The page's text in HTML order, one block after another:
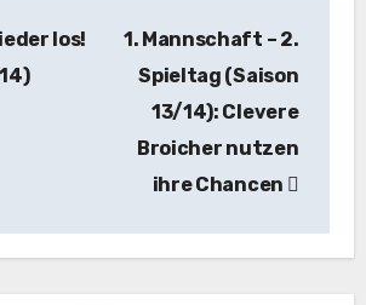
los!
1. Mannschaft – 2.
Spieltag (Saison
13/14): Clevere
Broicher nutzen
ihre Chancen